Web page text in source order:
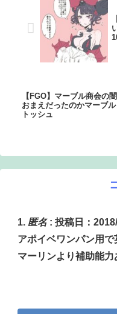
【FGO】マーブル商会の
おまえだったのかマーブ
トッシュ
匿名: 投稿日：
アポイベワンパン用
マーリンより補助能力